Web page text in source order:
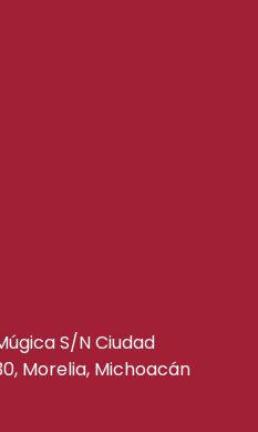
S/N Ciudad
Morelia, Michoacán